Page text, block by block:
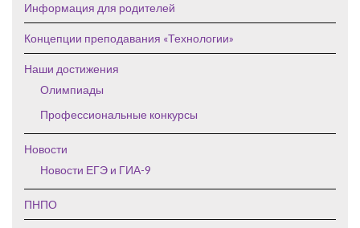
Информация для родителей
Концепции преподавания «Технологии»
Наши достижения
Олимпиады
Профессиональные конкурсы
Новости
Новости ЕГЭ и ГИА-9
ПНПО